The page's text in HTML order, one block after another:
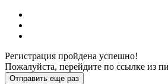
Регистрация пройдена успешно!
Пожалуйста, перейдите по ссылке из
Отправить еще раз